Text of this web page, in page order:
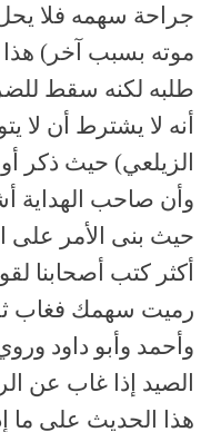
جراحة سهمه فلا يحل
موته بسبب آخر) هذا
طلبه لكنه سقط
أنه لا يشترط أن
الزيلعي) حيث ذكر
وأن صاحب الهداية
حيث بنى الأمر على
أكثر كتب أصحابنا
رميت سهمك فغاب
وأحمد وأبو داود
الصيد إذا غاب عن
هذا الحديث على ما